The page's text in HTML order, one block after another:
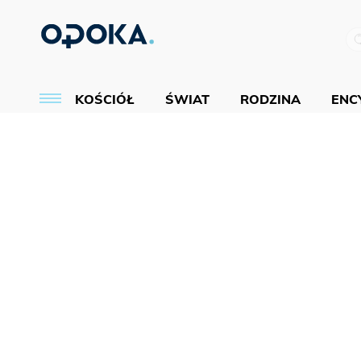
KOŚCIÓŁ ŚWIAT RODZINA